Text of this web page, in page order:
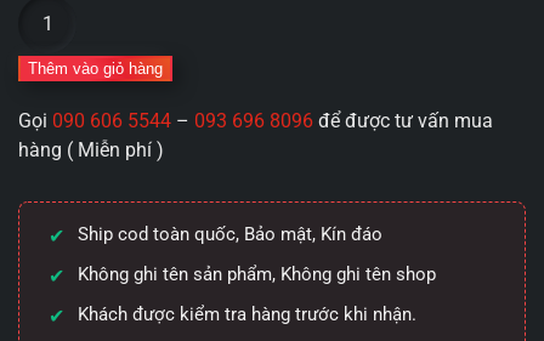
"Yêu
Chân
–
Vị
Ngào":
Sagami
Xtreme
Super
Thin
Thêm vào giỏ hàng
Gọi 090 606 5544 – 093 696 8096 để được tư vấn mua
hàng ( Miễn phí )
Ship cod toàn quốc, Bảo mật, Kín đáo
Không ghi tên sản phẩm, Không ghi tên shop
Khách được kiểm tra hàng trước khi nhận.